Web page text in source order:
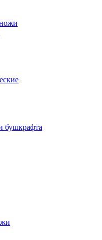
бушкрафта